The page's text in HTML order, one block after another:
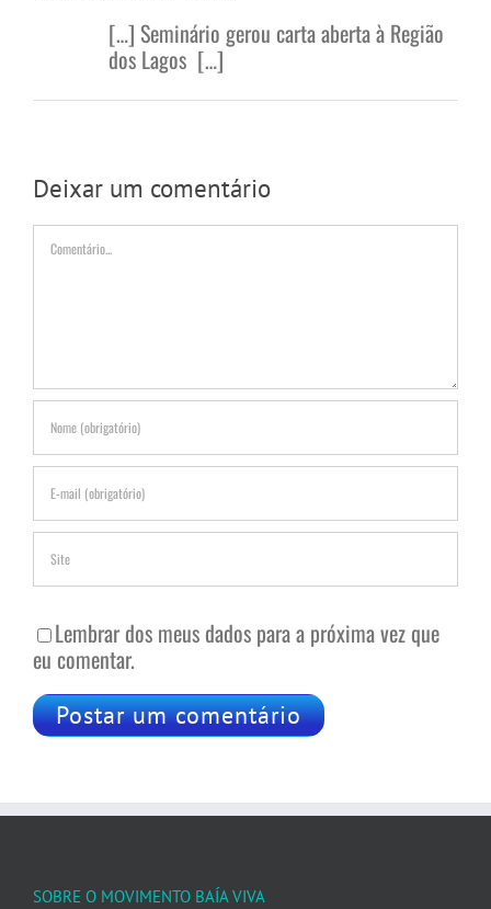
[…] Seminário gerou carta aberta à Região
dos Lagos […]
Deixar um comentário
Comentário
Lembrar dos meus dados para a próxima vez que
eu comentar.
SOBRE O MOVIMENTO BAÍA VIVA